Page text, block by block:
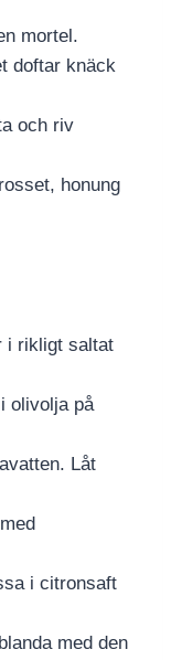
mortel.
doftar knäck
och riv
honung
i rikligt saltat
olivolja på
Låt
i citronsaft
med den